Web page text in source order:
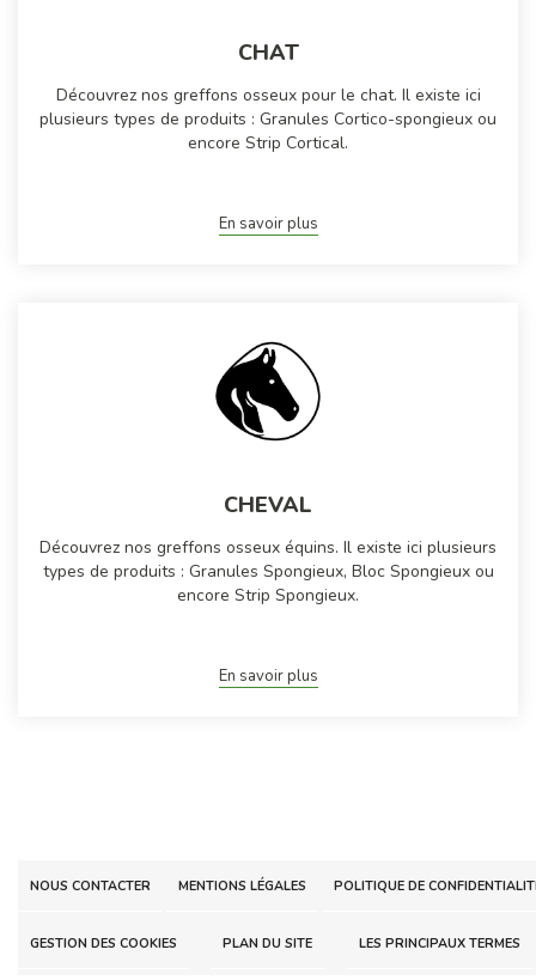
CHAT
Découvrez nos greffons osseux pour le chat. Il existe ici
plusieurs types de produits : Granules Cortico-spongieux ou
encore Strip Cortical.
En savoir plus
CHEVAL
Découvrez nos greffons osseux équins. Il existe ici plusieurs
types de produits : Granules Spongieux, Bloc Spongieux ou
encore Strip Spongieux.
En savoir plus
NOUS CONTACTER MENTIONS LÉGALES POLITIQUE DE
GESTION DES COOKIES PLAN DU SITE LES PRINCIPAUX TERMES